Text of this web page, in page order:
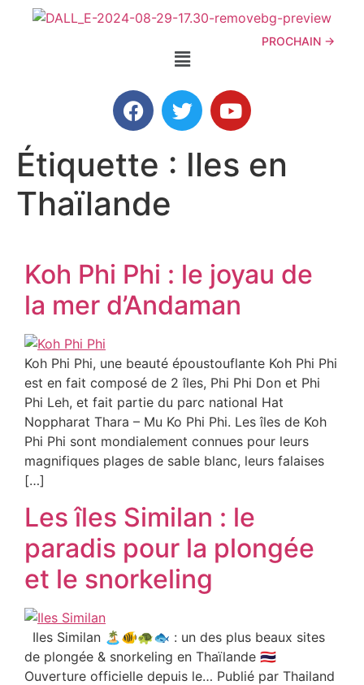
Étiquette : Iles en
Thaïlande
Koh Phi Phi : le joyau de
la mer d’Andaman
Koh Phi Phi, une beauté époustouflante Koh Phi Phi
est en fait composé de 2 îles, Phi Phi Don et Phi
Phi Leh, et fait partie du parc national Hat
Noppharat Thara – Mu Ko Phi Phi. Les îles de Koh
Phi Phi sont mondialement connues pour leurs
magnifiques plages de sable blanc, leurs falaises
[…]
Les îles Similan : le
paradis pour la plongée
et le snorkeling
Iles Similan 🏝️🐠🐢🐟 : un des plus beaux sites
de plongée & snorkeling en Thaïlande 🇹🇭
Ouverture officielle depuis le… Publié par Thailand
PROCHAIN →